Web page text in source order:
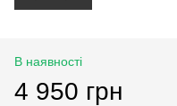
В наявності
4 950 грн